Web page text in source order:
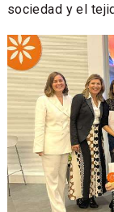
sociedad y el